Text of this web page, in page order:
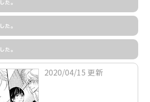
た。
た。
た。
2020/04/15 更新